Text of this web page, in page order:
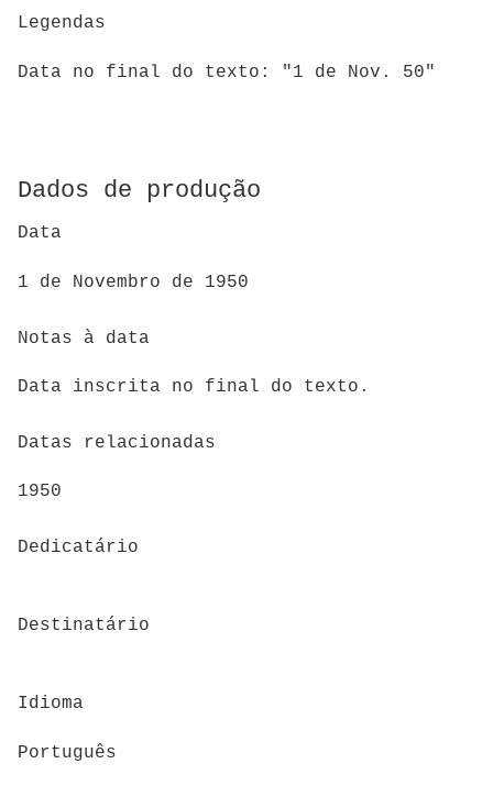
Legendas
Data no final do texto: "1 de Nov. 50"
Dados de produção
Data
1 de Novembro de 1950
Notas à data
Data inscrita no final do texto.
Datas relacionadas
1950
Dedicatário
Destinatário
Idioma
Português